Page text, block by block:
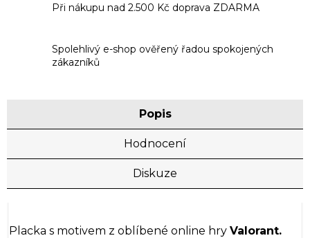
Při nákupu nad 2.500 Kč doprava ZDARMA
Spolehlivý e-shop ověřený řadou spokojených
zákazníků
Popis
Hodnocení
Diskuze
Placka s motivem z oblíbené online hry Valorant.